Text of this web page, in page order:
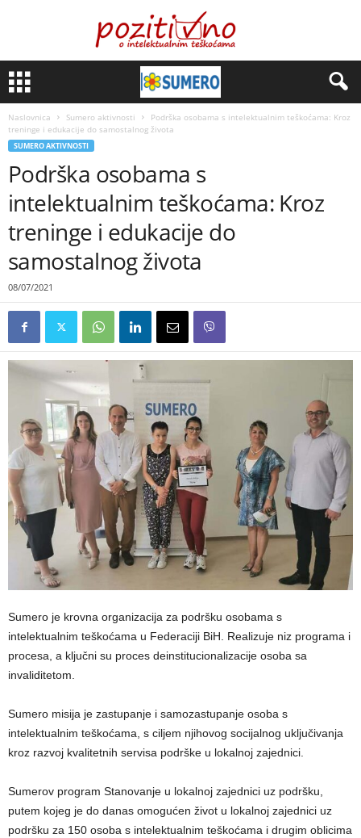
Naslovnica Sumero aktivnosti
Podrška osobama s intelektualnim teškoćama: Kroz
treninge i edukacije do samostalnog života
SUMERO AKTIVNOSTI
Podrška osobama s
intelektualnim teškoćama: Kroz
treninge i edukacije do
samostalnog života
08/07/2021
Sumero je krovna organizacija za podršku osobama s
intelektualnim teškoćama u Federaciji BiH. Realizuje niz programa i
procesa, a ključni su proces deinstitucionalizacije osoba sa
invaliditetom.
Sumero misija je zastupanje i samozastupanje osoba s
intelektualnim teškoćama, s ciljem njihovog socijalnog uključivanja
kroz razvoj kvalitetnih servisa podrške u lokalnoj zajednici.
Sumerov program Stanovanje u lokalnoj zajednici uz podršku,
putem kojeg je do danas omogućen život u lokalnoj zajednici uz
podršku za 150 osoba s intelektualnim teškoćama i drugim oblicima